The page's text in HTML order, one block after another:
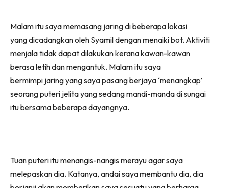
Malam itu saya memasang jaring di beberapa lokasi
yang dicadangkan oleh Syamil dengan menaiki bot. Aktiviti
menjala tidak dapat dilakukan kerana kawan-kawan
berasa letih dan mengantuk. Malam itu saya
bermimpi jaring yang saya pasang berjaya ‘menangkap’
seorang puteri jelita yang sedang mandi-manda di sungai
itu bersama beberapa dayangnya.
Tuan puteri itu menangis-nangis merayu agar saya
melepaskan dia. Katanya, andai saya membantu dia, dia